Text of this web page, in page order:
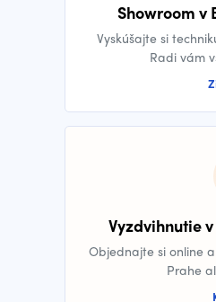
Showroom v
Vyskúšajte si
Radi vám
Vyzdvihnutie
Objednajte si online
Prahe